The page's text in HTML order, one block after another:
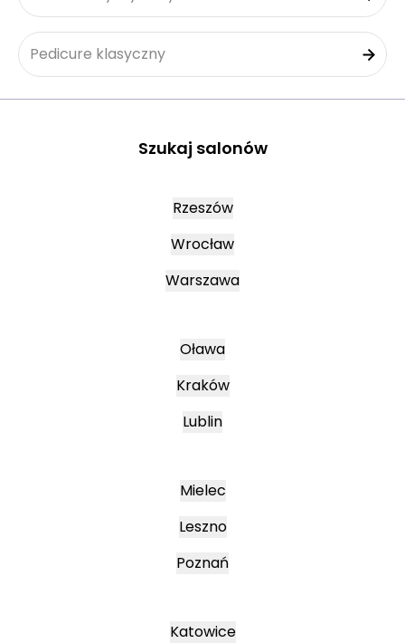
Pedicure klasyczny
Szukaj salonów
Rzeszów
Wrocław
Warszawa
Oława
Kraków
Lublin
Mielec
Leszno
Poznań
Katowice